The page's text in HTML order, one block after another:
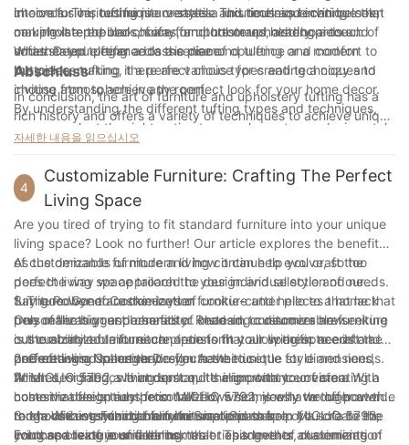
구의 외관이 더 좋아질 뿐만 아니라 수명도 더 길어집니다.
독특한 디자인
맞춤 가구를 통해 나만의 독특한 디자인 아이디어를 현실로 구현할
수 있습니다. 구체적인 비전을 가지고 있든, 디자이너의 도움이 필요
하든, 맞춤 가구는 일반 가구점에서는 찾을 수 없는 창의성과 혁신을
가능하게 합니다.
넓은 공간을 꾸미고 싶은 기업이나 개인에게 맞춤 가구 도매는 훌륭
한 선택입니다. 맞춤 제작의 장점을 누리면서 할인된 가격으로 여러
가구를 주문할 수 있습니다.
비용 효율적인 솔루션
대량 구매는 상당한 비용 절감 효과를 가져옵니다. 맞춤 가구 도매를
선택하면 높은 품질의 개인 맞춤형 가구를 큰 부담 없이 구매할 수
있습니다. 특히 호텔이나 레스토랑처럼 여러 개의 객실이나 식사 공
간을 꾸며야 하는 사업체에 유용합니다.
디자인의 일관성
넓은 공간을 꾸밀 때는 디자인의 일관성이 매우 중요합니다. 도매 맞
춤 가구는 모든 가구가 완벽하게 조화를 이루어 통일감 있고 세련된
분위기를 연출합니다. 특히 특정 브랜드 이미지를 유지하고 싶은 기
업에게는 더욱 중요합니다.
맞춤형 목재 가구
choice for various furniture styles. This technique can be seen
on upholstered beds, sofas, and ottomans, adding a touch of
understated elegance to the piece.
intervals. This technique creates a luxurious and inviting look,
making it a popular choice for upholstered headboards and
sofas. Deep tufting adds a sense of opulence and comfort to
the piece, making it a perfect choice for creating a cozy and
inviting atmosphere in any room.
In conclusion, tufting is a versatile and timeless technique that
can elevate the look of any furniture or upholstery piece.
Whether you prefer a classic diamond tufting or a modern
buttonless tufting, there are various types and techniques to
choose from to achieve the perfect look for your home decor.
By understanding the different tufting types and techniques,
you can select the right option to complement your design style
and create a stunning and sophisticated look for your space.
Abschluss
In conclusion, the art of furniture and upholstery tufting has a
rich history and offers a variety of techniques to achieve unique
and stylish designs. From diamond tufting to biscuit tufting,
incorporating these tufting types and techniques into your
furniture pieces, you can add a touch of sophistication and
elegance to any room. Whether you prefer a classic and
traditional style or a more modern and contemporary look,
tufting can elevate the design of your furniture. So, next time
you're looking to update your decor, consider adding some
tufted pieces to create a luxurious and inviting space.
자세한 내용을 읽으십시오
4
Customizable Furniture: Crafting The Perfect
Living Space
Are you tired of trying to fit standard furniture into your unique
living space? Look no further! Our article explores the benefits
of customizable furniture and how it can help you craft the
perfect living space tailored to your individual style and needs.
Say goodbye to cookie-cutter furniture and hello to a home that
truly reflects your personality. Read on to discover how
customizable furniture can transform your living space into a
one-of-a-kind sanctuary.
As the demands of modern living continue to evolve, so too
does the way we approach the design and selection of our
furniture. Gone are the days of cookie-cutter pieces that lack
personalization and character. Instead, consumers are seeking
out customizable furniture options that allow them to craft the
perfect living space that reflects their unique style and needs.
At MIGLIO 5792, we understand the importance of creating a
home that feels truly personalized, which is why we offer a wide
range of customizable furniture options to help you create the
living space of your dreams.
1. The Power of Customization
One of the biggest benefits of choosing customizable furniture
is the ability to tailor each piece to fit your specific needs and
preferences. No longer do you have to settle for dimensions,
finishes, or fabrics that don't quite align with your vision. With
customizable options from MIGLIO 5792, you have the power
to choose everything from the size and shape of a sofa to the
color and texture of a dining table. This level of customization
2. Creating a Cohesive Design Aesthetic
When designing a living space, it's important to create a
cohesive design aesthetic that flows seamlessly throughout the
room. With customizable furniture options from MIGLIO 5792,
you can create a unified look that ties together all elements of
3. Maximizing Functionality in Small Spaces
For those living in smaller homes or apartments, maximizing